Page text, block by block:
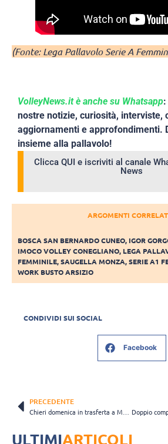
(Fonte: Lega Pallavolo Serie A
VolleyNews.it è anche su Whatsapp
nostre notizie, curiosità, interviste,
aggiornamenti e approfondimenti.
insieme alla pallavolo!
Clicca QUI e iscriviti al canale
News
ARGOMENTI
BOSCA SAN BERNARDO CUNEO, IGOR
IMOCO VOLLEY CONEGLIANO, LEGA
FEMMINILE,SAUGELLA MONZA,SERIE A1
WORK BUSTO ARSIZIO
CONDIVIDI SUI SOCIAL
Facebook
PRECEDENTE
ULTIMIARTICOLI